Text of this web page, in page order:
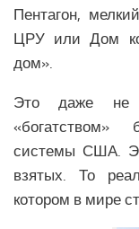
Экономика
АФРИКА
Аналитика
Вооружение
История Африки
Политика Африки
Пентагон,
ЦРУ или Дом
дом».
Это даже не
«богатством»
системы США.
взятых. То
котором в мире